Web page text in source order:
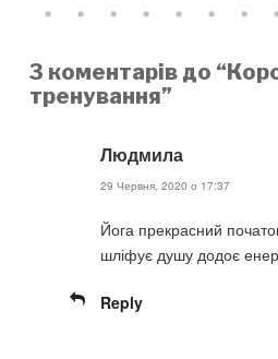
3 коментарів до
тренування”
Людмила
29 Червня, 2020 о 17:37
Йога прекрасний
шліфує душу додоє
Reply